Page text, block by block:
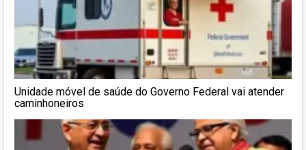
Unidade móvel de saúde do Governo Federal vai atender
caminhoneiros